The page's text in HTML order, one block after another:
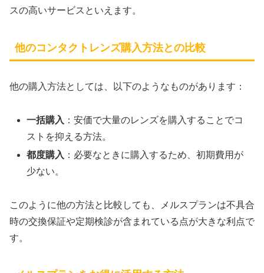
スの高いサービスといえます。
他のコンタクトレンズ購入方法との比較
他の購入方法としては、以下のようなものがあります：
一括購入 ：安価で大量のレンズを購入することでコ
ストを抑える方法。
都度購入 ：必要なときに購入するため、初期費用が
少ない。
このように他の方法と比較しても、メルスプランは不具合
時の交換保証や定期検診が含まれている点が大きな利点で
す。